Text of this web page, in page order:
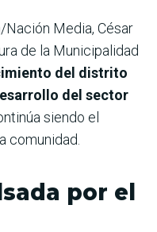
Media, César
de la Municipalidad
del distrito
del sector
siendo el
comunidad.
por el